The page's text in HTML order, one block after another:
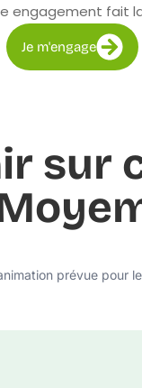
engagement fait
Je m'engage
sur
prévue pour